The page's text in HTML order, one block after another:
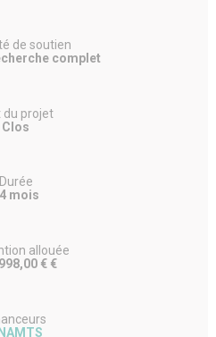
de soutien
complet
du projet
Clos
Durée
mois
allouée
€ €